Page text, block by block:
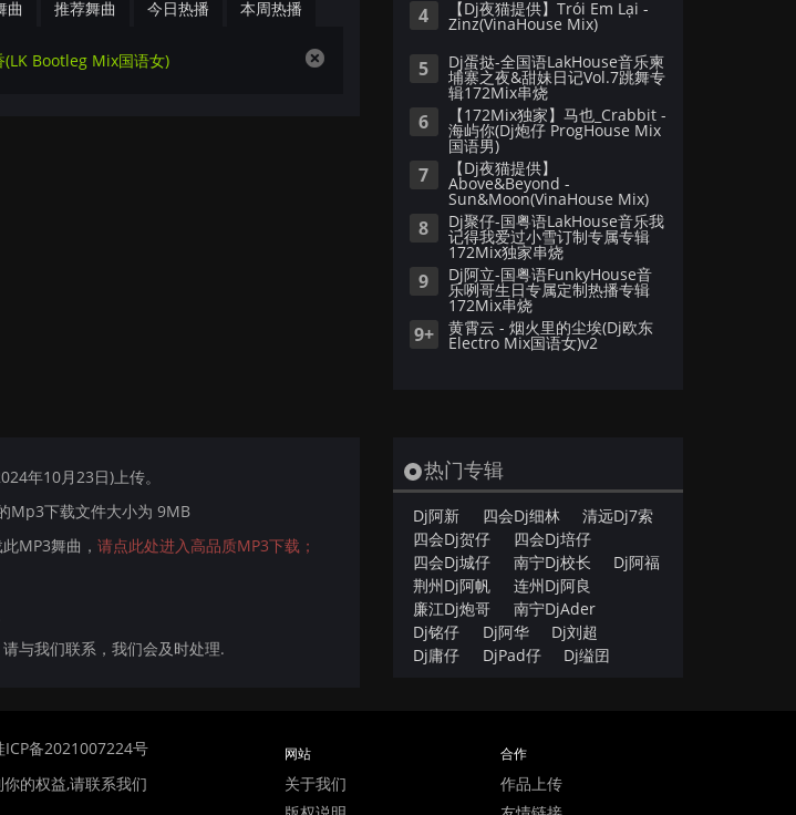
曲 推荐舞曲 今日热播 本周热播
Bootleg Mix国语女)
4 【Dj夜猫提供】Trói Em Lại -
Zinz(VinaHouse Mix)
5 Dj蛋挞-全国语LakHouse音乐柬
埔寨之夜&甜妹日记Vol.7跳舞专
辑172Mix串烧
6 【172Mix独家】马也_Crabbit -
海屿你(Dj炮仔 ProgHouse Mix
国语男)
7 【Dj夜猫提供】
Above&Beyond -
Sun&Moon(VinaHouse Mix)
8 Dj聚仔-国粤语LakHouse音乐我
记得我爱过小雪订制专属专辑
172Mix独家串烧
9 Dj阿立-国粤语FunkyHouse音
乐咧哥生日专属定制热播专辑
172Mix串烧
9+ 黄霄云 - 烟火里的尘埃(Dj欧东
Electro Mix国语女)v2
年10月23日)上传。
Mp3下载文件大小为 9MB
MP3舞曲， 请点此处进入高品质MP3下载；
与我们联系，我们会及时处理.
热门专辑
Dj阿新 四会Dj细林
清远Dj7索
四会Dj贺仔
四会Dj培仔
四会Dj城仔
南宁Dj校长
Dj阿福
荆州Dj阿帆
连州Dj阿良
廉江Dj炮哥
南宁DjAder
Dj铭仔
Dj阿华
Dj刘超
Dj庸仔
DjPad仔 Dj缢囝
ICP备2021007224号
的权益,请联系我们
网站
关于我们
合作
作品上传